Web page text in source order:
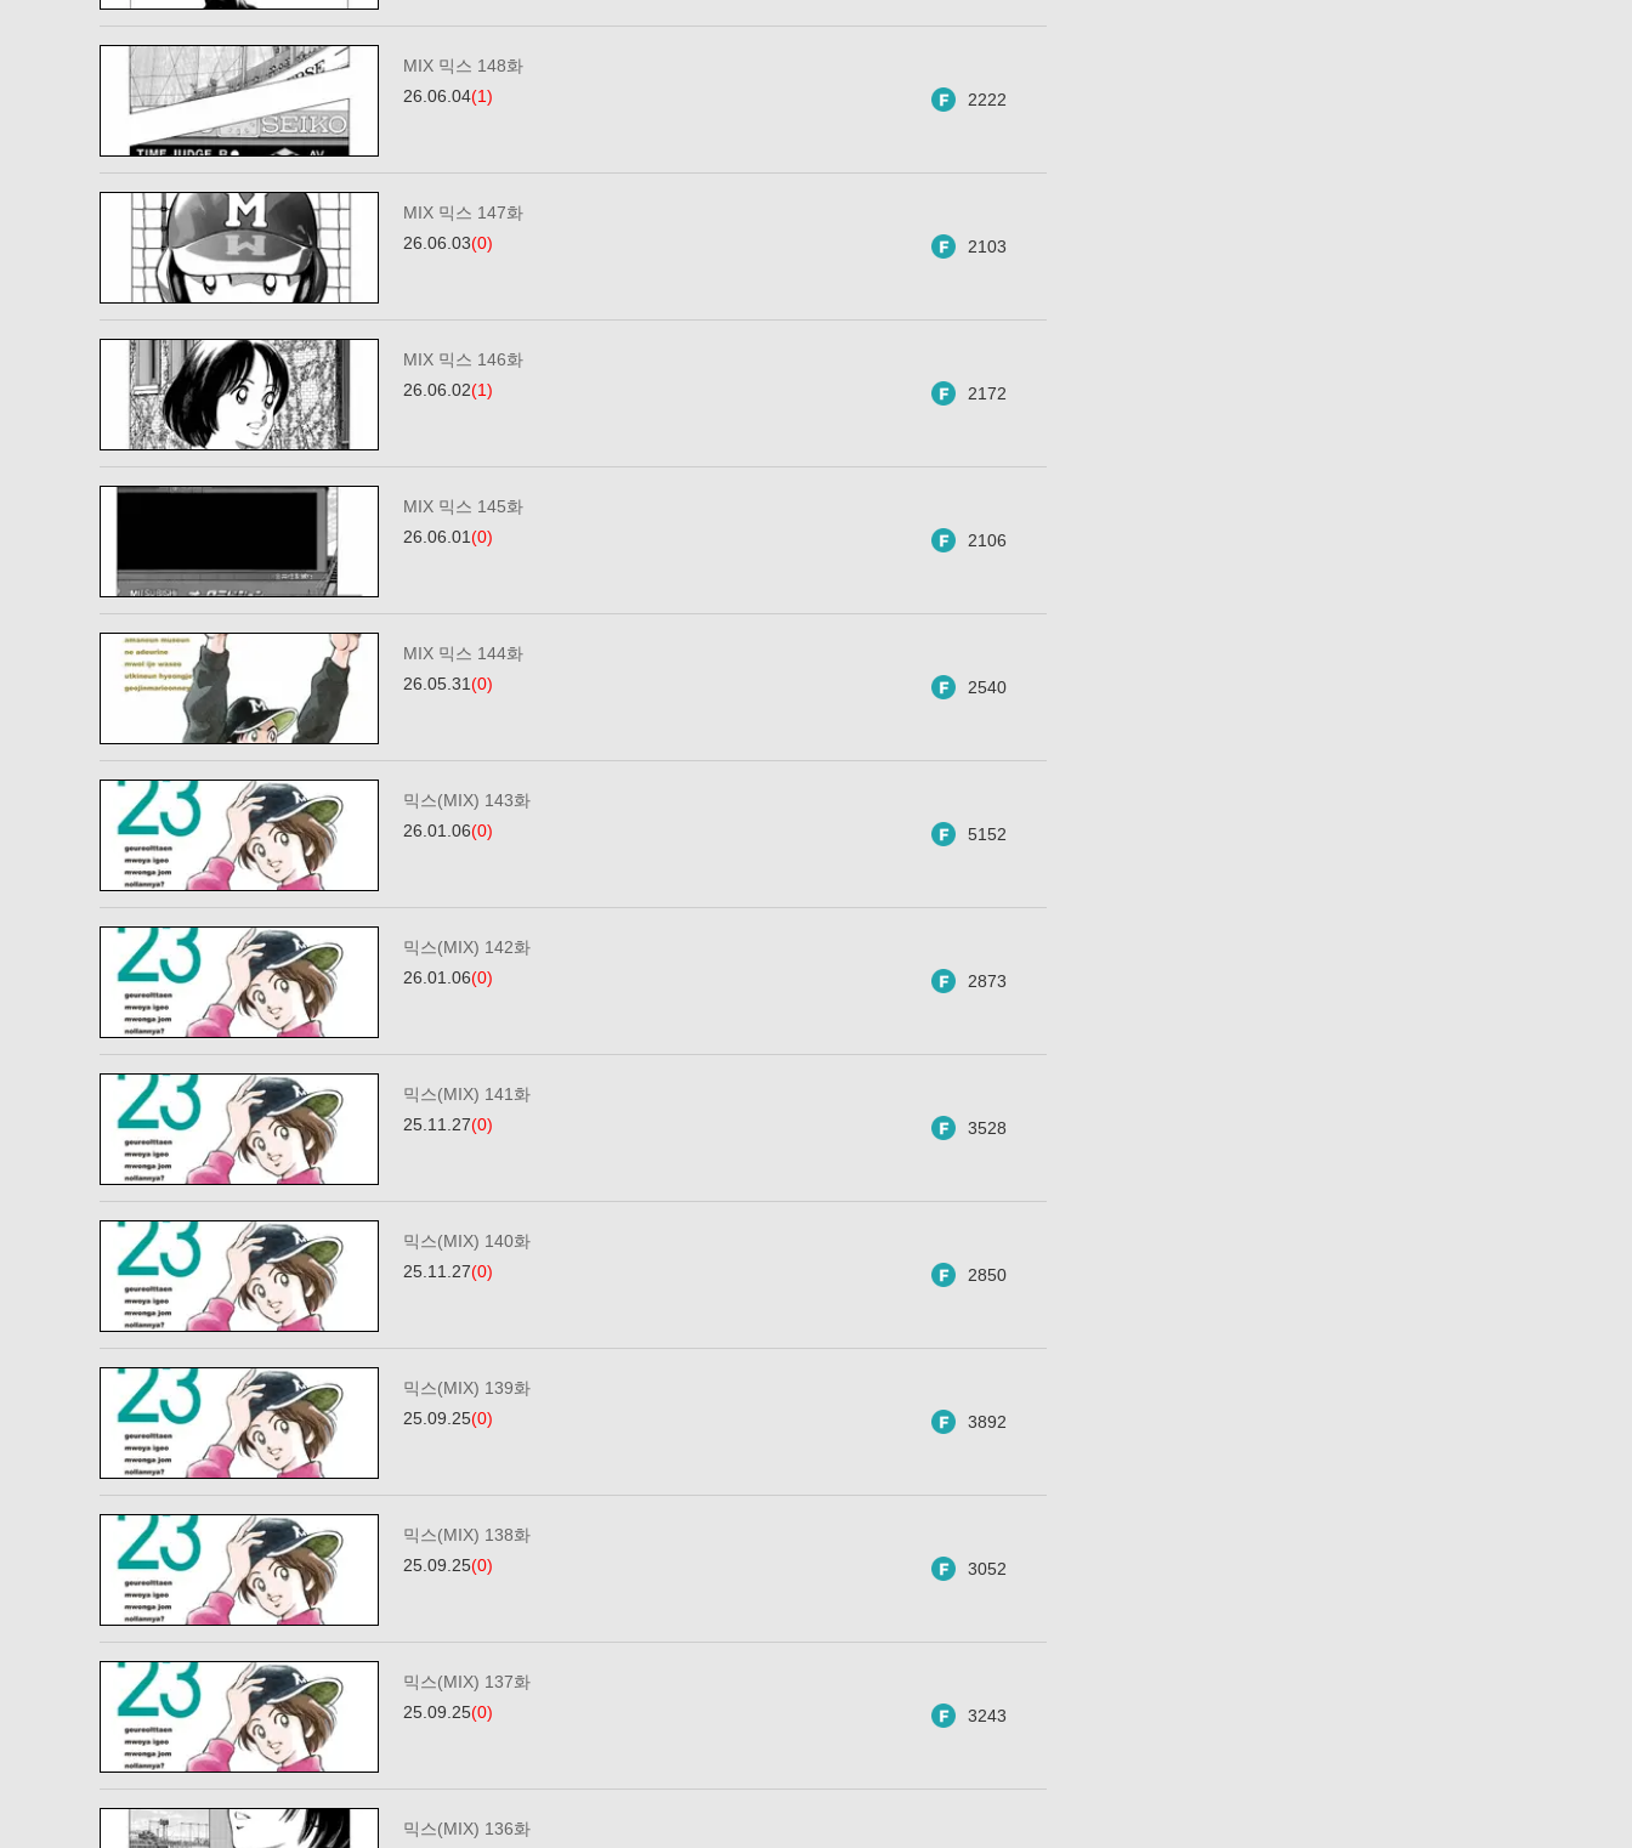
MIX 믹스 148화
26.06.04(1) 2222
MIX 믹스 147화
26.06.03(0) 2103
MIX 믹스 146화
26.06.02(1) 2172
MIX 믹스 145화
26.06.01(0) 2106
MIX 믹스 144화
26.05.31(0) 2540
믹스(MIX) 143화
26.01.06(0) 5152
믹스(MIX) 142화
26.01.06(0) 2873
믹스(MIX) 141화
25.11.27(0) 3528
믹스(MIX) 140화
25.11.27(0) 2850
믹스(MIX) 139화
25.09.25(0) 3892
믹스(MIX) 138화
25.09.25(0) 3052
믹스(MIX) 137화
25.09.25(0) 3243
믹스(MIX) 136화